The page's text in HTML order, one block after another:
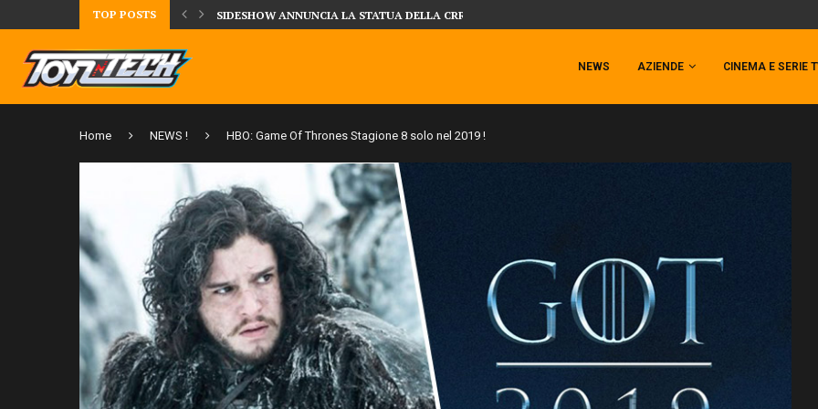
TOP POSTS
LA FIGURE DI IPPO MAKUNOUCHI! SIDESHOW ANNUNCIA LA STATUA DELLA CRRATURA DELLA LAGUNA...
NEWS AZIENDE CINEMA E SERIE
Home NEWS ! HBO: Game Of Thrones Stagione 8 solo nel 2019 !